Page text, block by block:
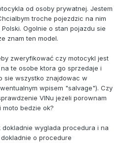
od osoby prywatnej. Jestem
troche pojezdzic na nim
Ogolnie o stan pojazdu sie
znam ten model.
zweryfikować czy motocykl jest
te osobe ktora go sprzedaje i
sie wszystko znajdowac w
wpisem "salvage"). Czy
VINu jezeli porownam
bedzie ok?
wyglada procedura i na
o procedure